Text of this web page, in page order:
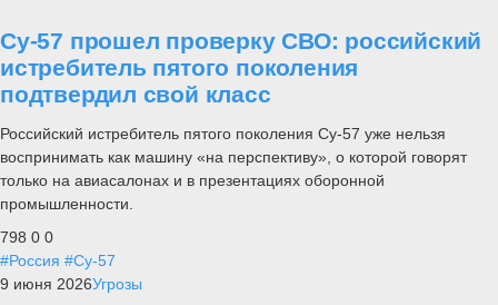
Су-57 прошел проверку СВО: российский
истребитель пятого поколения
подтвердил свой класс
Российский истребитель пятого поколения Су-57 уже нельзя
воспринимать как машину «на перспективу», о которой говорят
только на авиасалонах и в презентациях оборонной
промышленности.
798 0 0
#Россия #Су-57
9 июня 2026Угрозы